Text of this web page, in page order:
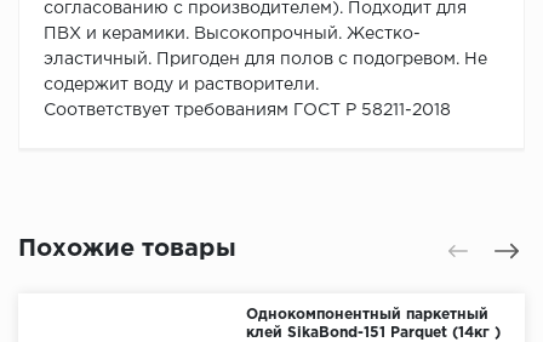
согласованию с производителем). Подходит для
ПВХ и керамики. Высокопрочный. Жестко-
эластичный. Пригоден для полов с подогревом. Не
содержит воду и растворители.
Соответствует требованиям ГОСТ Р 58211-2018
Похожие товары
Однокомпонентный паркетный
клей SikaBond-151 Parquet (14кг )